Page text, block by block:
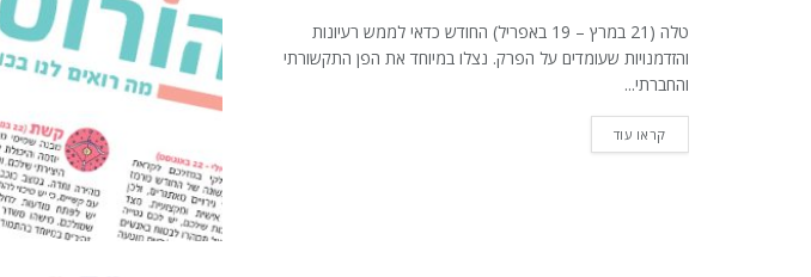
טלה (21 במרץ – 19 באפריל) החודש כדאי לממש רעיונות
והזדמנויות שעומדים על הפרק. נצלו במיוחד את הפן התקשורתי
והחברתי...
קראו עודDETAILS